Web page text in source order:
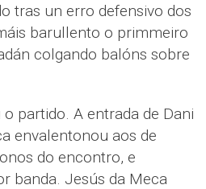
tras un erro defensivo dos
barullento o primmeiro
colgando balóns sobre
partido. A entrada de Dani
envalentonou aos de
do encontro, e
banda. Jesús da Meca